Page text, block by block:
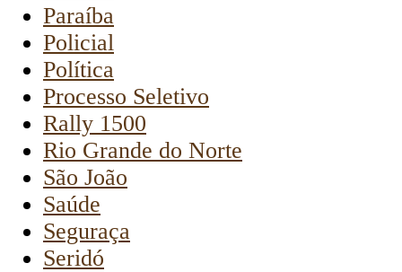
Paraíba
Policial
Política
Processo Seletivo
Rally 1500
Rio Grande do Norte
São João
Saúde
Seguraça
Seridó